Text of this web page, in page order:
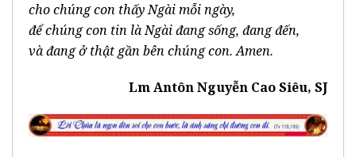
cho chúng con thấy Ngài mỗi ngày,
để chúng con tin là Ngài đang sống, đang đến,
và đang ở thật gần bên chúng con. Amen.
Lm Antôn Nguyễn Cao Siêu, SJ